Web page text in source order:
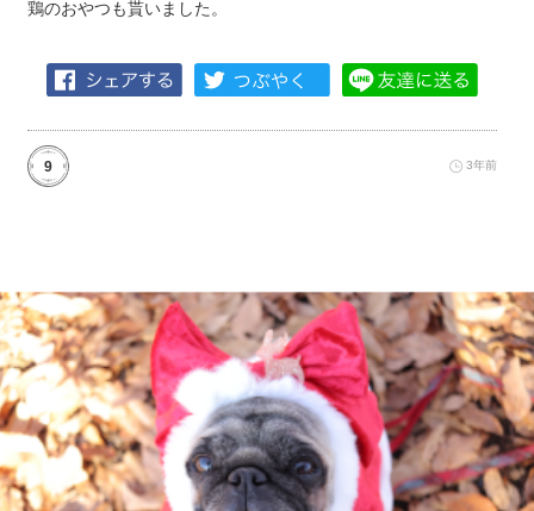
鶏のおやつも貰いました。
9 3年前